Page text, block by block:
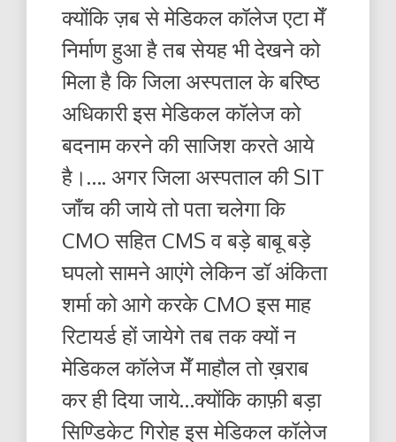
क्योंकि ज़ब से मेडिकल कॉलेज एटा मेँ
निर्माण हुआ है तब सेयह भी देखने को
मिला है कि जिला अस्पताल के बरिष्ठ
अधिकारी इस मेडिकल कॉलेज को
बदनाम करने की साजिश करते आये
है।…. अगर जिला अस्पताल की SIT
जाँच की जाये तो पता चलेगा कि
CMO सहित CMS व बड़े बाबू बड़े
घपलो सामने आएंगे लेकिन डॉ अंकिता
शर्मा को आगे करके CMO इस माह
रिटायर्ड हों जायेगे तब तक क्यों न
मेडिकल कॉलेज मेँ माहौल तो ख़राब
कर ही दिया जाये…क्योंकि काफ़ी बड़ा
सिण्डिकेट गिरोह इस मेडिकल कॉलेज